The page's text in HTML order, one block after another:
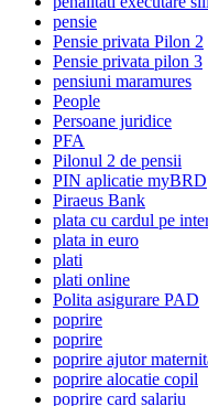
pensie
Pensie privata Pilon 2
Pensie privata pilon 3
pensiuni maramures
People
Persoane juridice
PFA
Pilonul 2 de pensii
PIN aplicatie myBRD
Piraeus Bank
plata cu cardul pe
plata in euro
plati
plati online
Polita asigurare PAD
poprire
poprire
poprire ajutor
poprire alocatie copil
poprire card salariu